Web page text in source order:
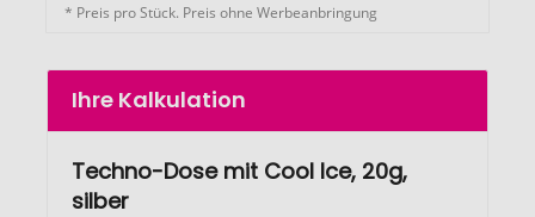
* Preis pro Stück. Preis ohne Werbeanbringung
Ihre Kalkulation
Techno-Dose mit Cool Ice, 20g,
silber